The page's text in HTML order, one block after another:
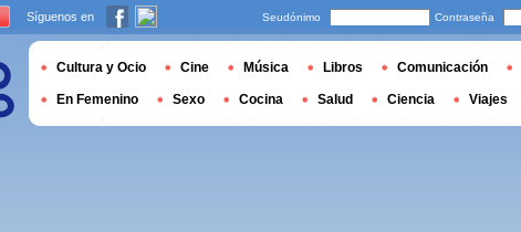
Síguenos en Seudónimo Contraseña
Cultura y Ocio Cine Música Libros Comunicación
En Femenino Sexo Cocina Salud Ciencia Viajes